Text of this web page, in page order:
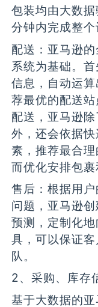
包装均由大数
分钟内完成整个
配送：亚马逊
系统为基础。
信息，自动运
荐最优的配送
配送，亚马逊
外，还会依据
素，推荐最合
而优化安排包裹
售后：根据用
问题，亚马逊
预测，定制化
具，可以保证
队。
2、采购、库存
基于大数据的